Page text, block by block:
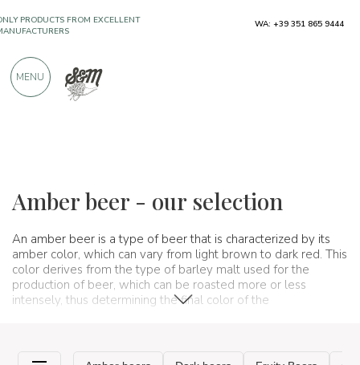
Amber beer - our selection
An amber beer is a type of beer that is characterized by its
amber color, which can vary from light brown to dark red. This
color derives from the type of barley malt used for the
production of beer, which can be roasted more or less
intensely, thus determining the final color of the
PRODUCTS FROM EXCELLENT
900 POSITIVE REVIEWS
WA: +39 351 865 9444
MENU